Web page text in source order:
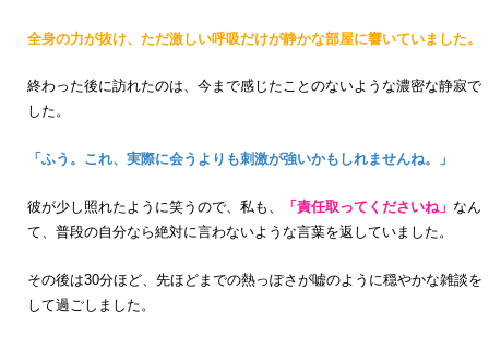
全身の力が抜け、ただ激しい呼吸だけが静かな部屋に響いていました。
終わった後に訪れたのは、今まで感じたことのないような濃密な静寂で
した。
「ふう。これ、実際に会うよりも刺激が強いかもしれませんね。」
彼が少し照れたように笑うので、私も、 「責任取ってくださいね」 なん
て、普段の自分なら絶対に言わないような言葉を返していました。
その後は30分ほど、先ほどまでの熱っぽさが嘘のように穏やかな雑談を
して過ごしました。